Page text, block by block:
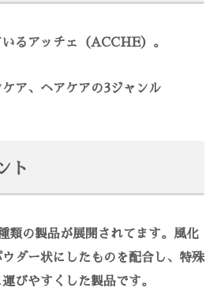
るアッチェ（ACCHE）。
ア、ヘアケアの3ジャンル
ト
類の製品が展開されてます。風化
ダー状にしたものを配合し、特殊
びやすくした製品です。